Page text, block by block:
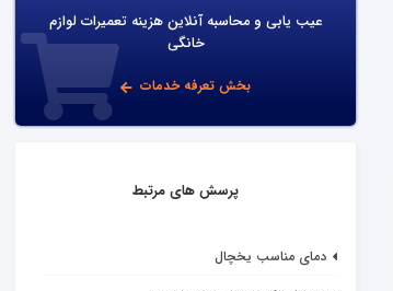
عیب یابی و محاسبه آنلاین هزینه تعمیرات لوازم
خانگی
بخش تعرفه خدمات
پرسش های مرتبط
دمای مناسب یخچال